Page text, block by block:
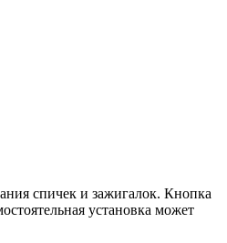
спичек и зажигалок. Кнопка
установка может